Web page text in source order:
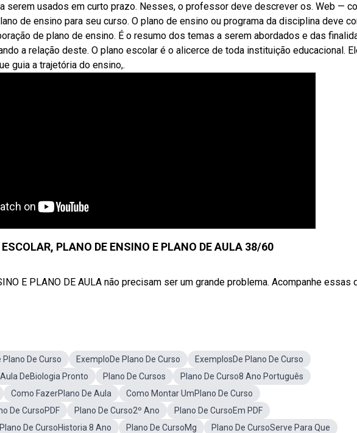
serem usados em curto prazo. Nesses, o professor deve descrever os. Web —
de ensino para seu curso. O plano de ensino ou programa da disciplina deve
de plano de ensino. É o resumo dos temas a serem abordados e das
a relação deste. O plano escolar é o alicerce de toda instituição educacional.
guia a trajetória do ensino,.
PLANO DE ENSINO E PLANO DE AULA 38/60
E PLANO DE AULA não precisam ser um grande problema. Acompanhe essas
Plano De Curso ExemploDe Plano De Curso
ExemplosDe Plano De Curso
DeBiologia Pronto Plano De Cursos
Plano De Curso8 Ano Português
Como FazerPlano De Aula
Como Montar UmPlano De Curso
De CursoPDF Plano De Curso2º Ano
Plano De CursoEm PDF
Plano De CursoHistoria 8 Ano Plano De CursoMg
Plano De CursoServe Para Que